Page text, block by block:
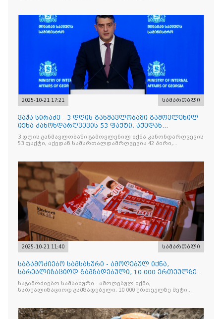
2025-10-21 17:21 სამართალი
ვაჟა სირაძე - 3 დღის განმავლობაში გამოვლენილ
იქნა კანონდარღვევის 53 ფაქტი, აქედან
სამართალდამრღვევია
3 დღის განმავლობაში გამოვლენილ იქნა კანონდარღვევის
53 ფაქტი, აქედან სამართალდამრღვევია 42 პირი,
2025-10-21 11:40 სამართალი
საგამოძიებო სამსახური - ამოღებულ იქნა,
სარეალიზაციოდ გამზადებული, 10 000 ერთეულზე
მეტი „Jacobs Monar
საგამოძიებო სამსახური - ამოღებულ იქნა,
სარეალიზაციოდ გამზადებული, 10 000 ერთეულზე მეტი
„Raffaello”-ს სასაქონლო ნიშნით უკანონო ნიშანდებული
ტკბილეული